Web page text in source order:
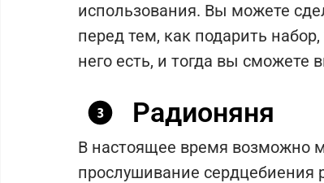
использования. Вы можете
перед тем, как подарить
него есть, и тогда вы сможете
Радионяня
В настоящее время возможно
прослушивание сердцебиения